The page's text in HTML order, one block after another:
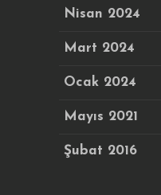
Nisan 2024
Mart 2024
Ocak 2024
Mayıs 2021
Şubat 2016